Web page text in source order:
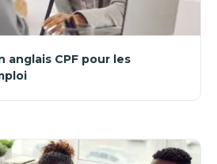
anglais CPF pour les